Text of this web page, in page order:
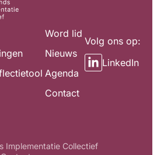
Word lid
Nieuws
Agenda
Contact
Volg ons op:
LinkedIn
Implementatie Collectief